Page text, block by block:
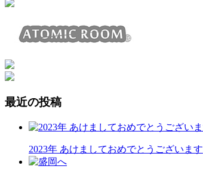
最近の投稿
2023年 あけましておめでとうございます